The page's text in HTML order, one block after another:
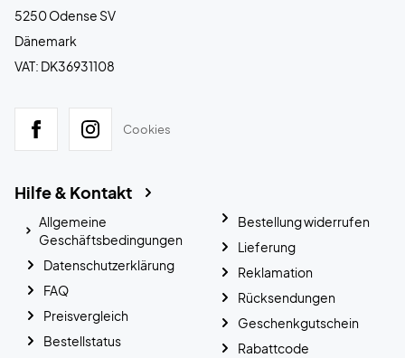
5250 Odense SV
Dänemark
VAT: DK36931108
Cookies
Hilfe & Kontakt
Allgemeine
Geschäftsbedingungen
Datenschutzerklärung
FAQ
Preisvergleich
Bestellstatus
Bestellung widerrufen
Lieferung
Reklamation
Rücksendungen
Geschenkgutschein
Rabattcode